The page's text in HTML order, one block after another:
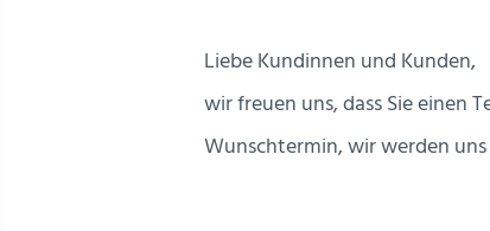
Liebe Kundinnen und Kunden,
wir freuen uns, dass Sie einen
Wunschtermin, wir werden